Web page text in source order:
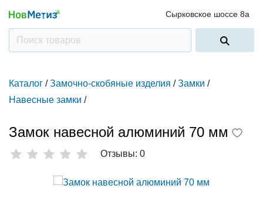
Сырковское шоссе 8а
Каталог / Замочно-скобяные изделия / Замки /
Навесные замки /
Замок навесной алюминий 70 мм
Отзывы: 0